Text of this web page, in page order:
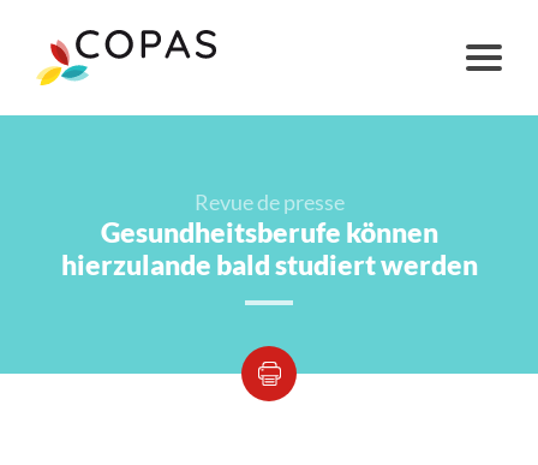
Revue de presse
Gesundheitsberufe können
hierzulande bald studiert werden